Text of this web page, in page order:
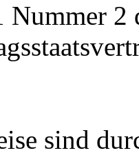
Nummer 2
sind